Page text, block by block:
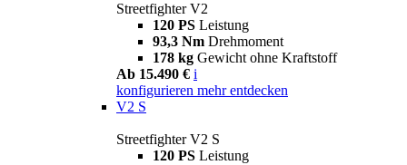
Streetfighter V2
120 PS Leistung
93,3 Nm Drehmoment
178 kg Gewicht ohne Kraftstoff
Ab 15.490 € i
konfigurieren mehr entdecken
V2 S
Streetfighter V2 S
120 PS Leistung